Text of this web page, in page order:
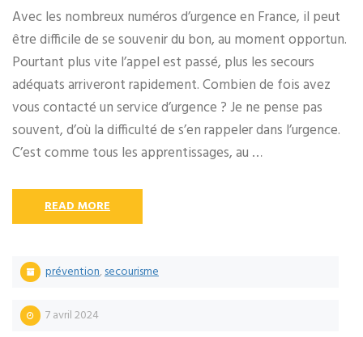
Avec les nombreux numéros d’urgence en France, il peut
être difficile de se souvenir du bon, au moment opportun.
Pourtant plus vite l’appel est passé, plus les secours
adéquats arriveront rapidement. Combien de fois avez
vous contacté un service d’urgence ? Je ne pense pas
souvent, d’où la difficulté de s’en rappeler dans l’urgence.
C’est comme tous les apprentissages, au …
READ MORE
prévention,secourisme
7 avril 2024